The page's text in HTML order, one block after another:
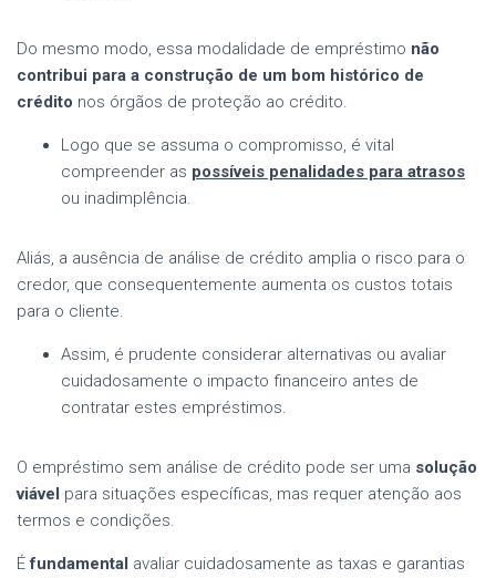
Do mesmo modo, essa modalidade de empréstimo não
contribui para a construção de um bom histórico de
crédito nos órgãos de proteção ao crédito.
Logo que se assuma o compromisso, é vital
compreender as possíveis penalidades para atrasos
ou inadimplência.
Aliás, a ausência de análise de crédito amplia o risco para o
credor, que consequentemente aumenta os custos totais
para o cliente.
Assim, é prudente considerar alternativas ou avaliar
cuidadosamente o impacto financeiro antes de
contratar estes empréstimos.
O empréstimo sem análise de crédito pode ser uma solução
viável para situações específicas, mas requer atenção aos
termos e condições.
Éfundamental avaliar cuidadosamente as taxas e garantias